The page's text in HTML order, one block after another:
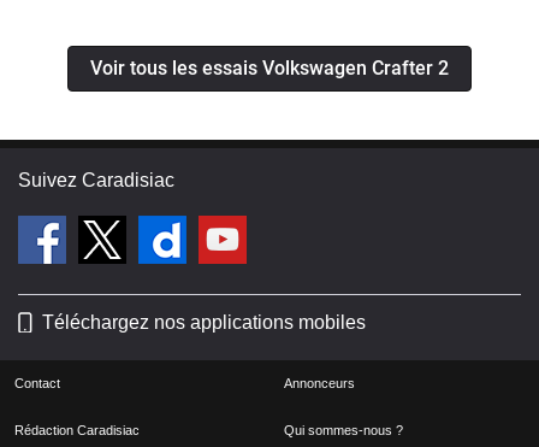
Voir tous les essais Volkswagen Crafter 2
Suivez Caradisiac
Téléchargez nos applications mobiles
Contact Annonceurs
Rédaction Caradisiac Qui sommes-nous ?